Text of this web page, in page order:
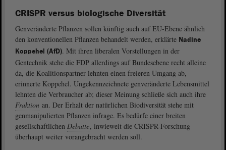
CRISPR versus biologische Diversität
Genveränderte Pflanzen sollen künftig auch auf EU-Ebene ähnlich
den konventionellen Pflanzen behandelt werden, erklärte Nadine
Koppehel (AfD). Mit ihren liberalen Vorstellungen in der
Gentechnik stehe die FDP allerdings auf Bundesebene recht alleine
da, die Koalitionspartner lehnten einen freieren Umgang ab,
erinnerte Koppehel. Ungekennzeichnete genveränderte Lebensmittel
lehnten die Verbraucher ab; dieser Meinung schließe sich auch ihre
Fraktion an. Der Erhalt der natürlichen Biodiversität stehe mit
genmanipulierten Pflanzen infrage. Es bedürfe einer breiten
gesellschaftlichen Debatte, inwieweit die CRISPR-Forschung
überhaupt weiter vorangebracht werden soll.